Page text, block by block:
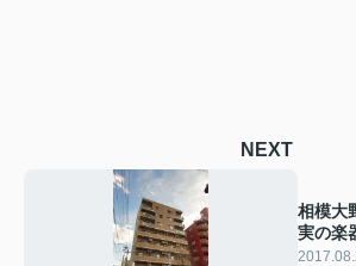
NEXT
相模大
実の楽
です！